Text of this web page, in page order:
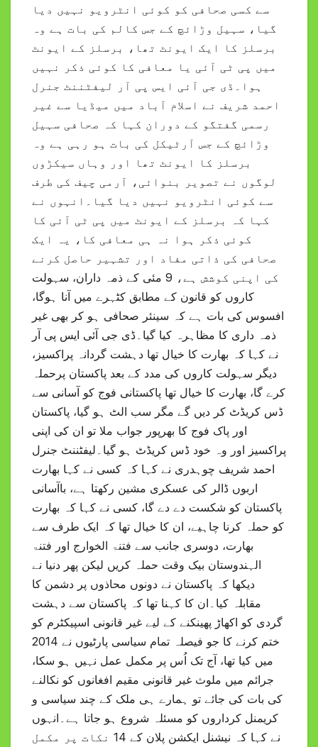
سے کسی صحافی کو کوئی انٹرویو نہیں دیا
گیا، سہیل وڑائچ کے جس کالم کی بات ہے وہ
برسلز کا ایک ایونٹ تھا، برسلز کے ایونٹ
میں پی ٹی آئی یا معافی کا کوئی ذکر نہیں
ہوا۔ڈی جی آئی ایس پی آر لیفٹننٹ جنرل
احمد شریف نے اسلام آباد میں میڈیا سے غیر
رسمی گفتگو کے دوران کہا کہ صحافی سہیل
وڑائچ کے جس آرٹیکل کی بات ہو رہی ہے وہ
برسلز کا ایونٹ تھا اور وہاں سیکڑوں
لوگوں نے تصویر بنوائی، آرمی چیف کی طرف
سے کوئی انٹرویو نہیں دیا گیا۔انہوں نے
کہا کہ برسلز کے ایونٹ میں پی ٹی آئی کا
کوئی ذکر ہوا نہ ہی معافی کا، یہ ایک
صحافی کی ذاتی مفاد اور تشہیر حاصل کرنے
کی اپنی کوشش ہے، 9 مئی کے ذمہ داران، سہولت
کاروں کو قانون کے مطابق کٹہرے میں آنا ہوگا،
افسوس کی بات ہے کہ سینئر صحافی ہو کر بھی غیر
ذمہ داری کا مظاہرہ کیا گیا۔ڈی جی آئی ایس پی آر
نے کہا کہ بھارت کا خیال تھا دہشت گردانہ پراکسیز،
دیگر سہولت کاروں کی مدد کے بعد پاکستان پرحملہ
کرے گا، بھارت کا خیال تھا پاکستانی فوج کو آسانی سے
ڈس کریڈٹ کر دیں گے مگر سب الٹ ہو گیا، پاکستان
اور پاک فوج کا بھرپور جواب ملا تو ان کی اپنی
پراکسیز اور وہ خود ڈس کریڈٹ ہو گیا۔لیفٹننٹ جنرل
احمد شریف چوہدری نے کہا کہ کسی نے کہا بھارت
اربوں ڈالر کی عسکری مشین رکھتا ہے، باآسانی
پاکستان کو شکست دے دے گا، کسی نے کہا کہ بھارت
کو حملہ کرنا چاہیے، ان کا خیال تھا کہ ایک طرف سے
بھارت، دوسری جانب سے فتنۃ الخوارج اور فتنۃ
الہندوستان بیک وقت حملہ کریں لیکن پھر دنیا نے
دیکھا کہ پاکستان نے دونوں محاذوں پر دشمن کا
مقابلہ کیا۔ان کا کہنا تھا کہ پاکستان سے دہشت
گردی کو اکھاڑ پھینکنے کے لیے غیر قانونی اسپیکٹرم کو
ختم کرنے کا جو فیصلہ تمام سیاسی پارٹیوں نے 2014
میں کیا تھا، آج تک اُس پر مکمل عمل نہیں ہو سکا،
جرائم میں ملوث غیر قانونی مقیم افغانوں کو نکالنے
کی بات کی جائے تو ہمارے ہی ملک کے چند سیاسی و
کریمنل کرداروں کو مسئلہ شروع ہو جاتا ہے۔انہوں
نے کہا کہ نیشنل ایکشن پلان کے 14 نکات پر مکمل